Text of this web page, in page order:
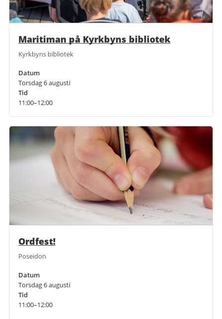
Maritiman på Kyrkbyns bibliotek
Kyrkbyns bibliotek
Datum
Torsdag 6 augusti
Tid
11:00–12:00
Ordfest!
Poseidon
Datum
Torsdag 6 augusti
Tid
11:00–12:00